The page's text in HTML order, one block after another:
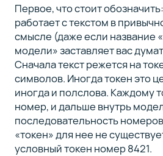
Первое, что стоит
работает с текстом в
смысле (даже если название
модели» заставляет вас
Сначала текст режется на
символов. Иногда токен это
иногда и полслова. Каждому
номер, и дальше внутрь
последовательность
«токен» для нее не
условный токен номер 8421.